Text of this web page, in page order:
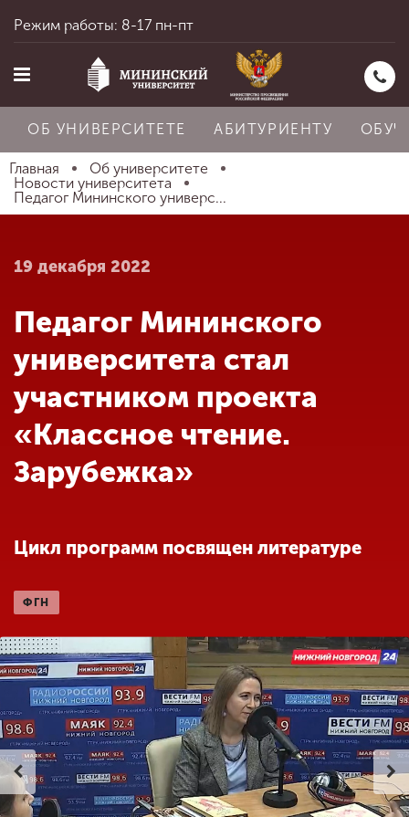
Главная
Абитуриенту
Обучение
Наука
Международная
деятельность
деятельности
Студенческая жизнь
Сведения об
образовательной
организации
Режим работы: 8-17 пн-пт
ОБ УНИВЕРСИТЕТЕ АБИТУРИЕНТУ
Главная
Об университете
Новости университета
Педагог Мининского универс...
19 декабря 2022
Педагог Мининского
университета стал
участником проекта
«Классное чтение.
Зарубежка»
Цикл программ посвящен литературе
ФГН